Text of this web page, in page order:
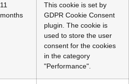
11
months
This cookie is set by
GDPR Cookie Consent
plugin. The cookie is
used to store the user
consent for the cookies
in the category
"Performance".